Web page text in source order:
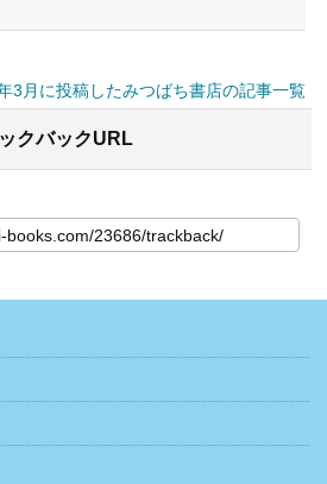
3月に投稿したみつばち書店の記事一覧
クバックURL